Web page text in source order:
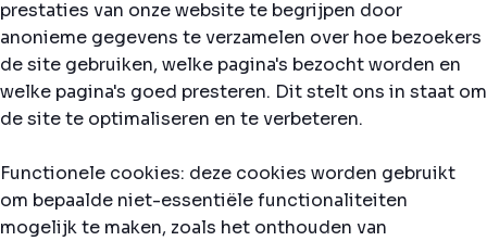
prestaties van onze website te begrijpen door
anonieme gegevens te verzamelen over hoe bezoekers
de site gebruiken, welke pagina's bezocht worden en
welke pagina's goed presteren. Dit stelt ons in staat om
de site te optimaliseren en te verbeteren.
Functionele cookies: deze cookies worden gebruikt
om bepaalde niet-essentiële functionaliteiten
mogelijk te maken, zoals het onthouden van